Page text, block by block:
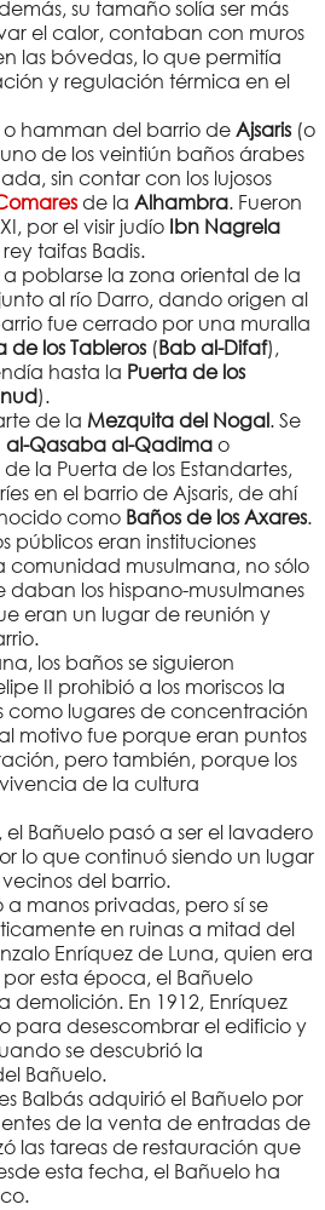
su tamaño solía ser más
el calor, contaban con muros
las bóvedas, lo que permitía
y regulación térmica en el
o hamman del barrio deAjsaris(o
de los veintiún baños árabes
sin contar con los lujosos
de la Alhambra. Fueron
por el visir judío Ibn Nagrela
taifas Badis.
a poblarse la zona oriental de la
al río Darro, dando origen al
fue cerrado por una muralla
de los Tableros(Bab al-Difaf),
hasta la Puerta de los
).
de la Mezquita del Nogal. Se
al-Qasaba al-Qadimao
la Puerta de los Estandartes,
en el barrio de Ajsaris, de ahí
como Baños de los Axares.
públicos eran instituciones
comunidad musulmana, no sólo
los hispano-musulmanes
eran un lugar de reunión y
los baños se siguieron
II prohibió a los moriscos la
como lugares de concentración
motivo fue porque eran puntos
pero también, porque los
de la cultura
el Bañuelo pasó a ser el lavadero
lo que continuó siendo un lugar
del barrio.
manos privadas, pero sí se
en ruinas a mitad del
Enríquez de Luna, quien era
esta época, el Bañuelo
demolición. En 1912, Enríquez
para desescombrar el edificio y
se descubrió la
Bañuelo.
Balbás adquirió el Bañuelo por
de la venta de entradas de
las tareas de restauración que
esta fecha, el Bañuelo ha